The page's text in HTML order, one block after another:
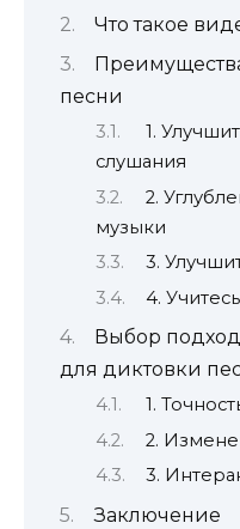
Что такое
песни
1.
слушания
2.
музыки
3.
4.
Выбор
для диктовки
1.
2.
3.
Заключение